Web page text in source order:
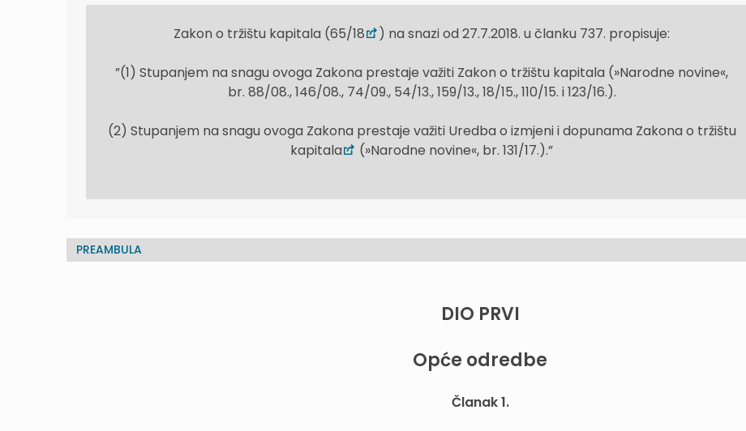
Zakon o tržištu kapitala (65/18 ) na snazi od 27.7.2018. u članku 737. propisuje:
”(1) Stupanjem na snagu ovoga Zakona prestaje važiti Zakon o tržištu kapitala (»Narodne novine«,
br. 88/08., 146/08., 74/09., 54/13., 159/13., 18/15., 110/15. i 123/16.).
(2) Stupanjem na snagu ovoga Zakona prestaje važiti Uredba o izmjeni i dopunama Zakona o tržištu
kapitala
(»Narodne novine«, br. 131/17.).”
PREAMBULA
DIO PRVI
Opće odredbe
Članak 1.